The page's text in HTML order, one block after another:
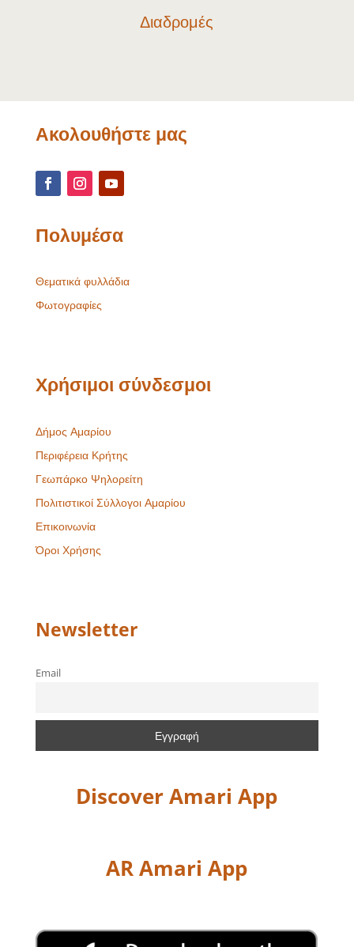
Διαδρομές
Ακολουθήστε μας
Πολυμέσα
Θεματικά φυλλάδια
Φωτογραφίες
Χρήσιμοι σύνδεσμοι
Δήμος Αμαρίου
Περιφέρεια Κρήτης
Γεωπάρκο Ψηλορείτη
Πολιτιστικοί Σύλλογοι Αμαρίου
Επικοινωνία
Όροι Χρήσης
Newsletter
Email
Discover Amari App
AR Amari App